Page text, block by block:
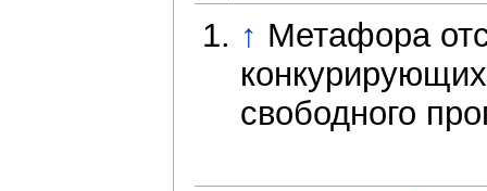
↑ Метафора
свободного